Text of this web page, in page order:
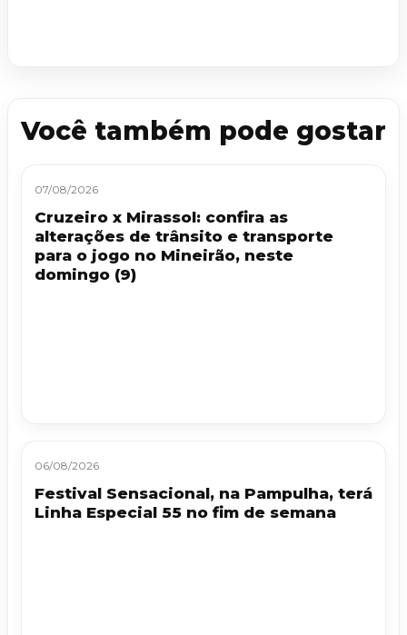
Você também pode gostar
07/08/2026
Cruzeiro x Mirassol: confira as
alterações de trânsito e transporte
para o jogo no Mineirão, neste
domingo (9)
06/08/2026
Festival Sensacional, na Pampulha, terá
Linha Especial 55 no fim de semana